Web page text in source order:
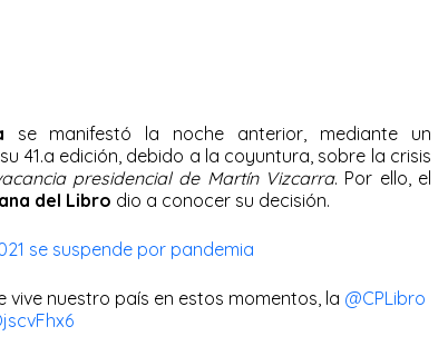
se manifestó la noche anterior, mediante un
41.a edición, debido a la coyuntura, sobre la crisis
presidencial de Martín Vizcarra. Por ello, el
del Libro dio a conocer su decisión.
se suspende por pandemia
nuestro país en estos momentos, la @CPLibro